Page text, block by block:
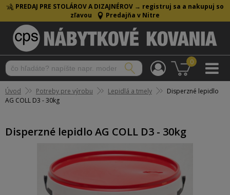
PREDAJ PRE STOLÁROV A DIZAJNÉROV → registruj sa a nakupuj so
zľavou
Predajňa v Nitre
0
Úvod Potreby pre výrobu Lepidlá a tmely
Disperzné lepidlo
AG COLL D3 - 30kg
Disperzné lepidlo AG COLL D3 - 30kg